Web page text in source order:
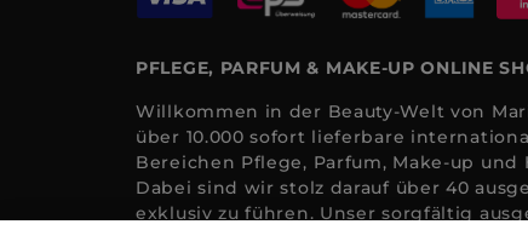
PFLEGE, PARFUM & MAKE-UP ONLINE
Willkommen in der Beauty-Welt von
über 10.000 sofort lieferbare
Bereichen Pflege, Parfum, Make-up
Dabei sind wir stolz darauf über 40
exklusiv zu führen. Unser sorgfältig